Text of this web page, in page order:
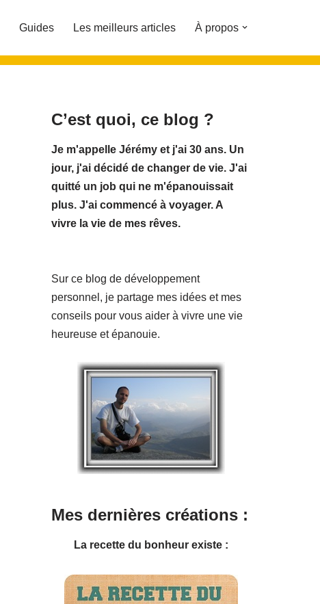
Guides Les meilleurs articles À propos
C’est quoi, ce blog ?
Je m'appelle Jérémy et j'ai 30 ans. Un
jour, j'ai décidé de changer de vie. J'ai
quitté un job qui ne m'épanouissait
plus. J'ai commencé à voyager. A
vivre la vie de mes rêves.
Sur ce blog de développement
personnel, je partage mes idées et mes
conseils pour vous aider à vivre une vie
heureuse et épanouie.
Mes dernières créations :
La recette du bonheur existe :